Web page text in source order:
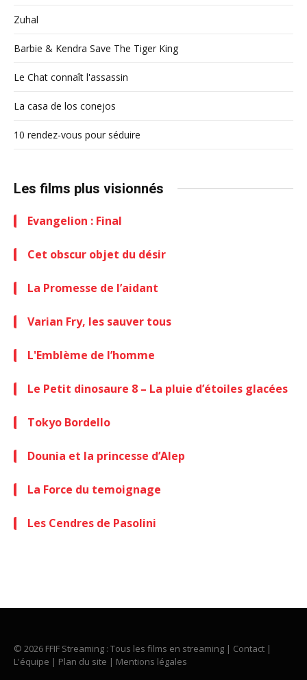
Zuhal
Barbie & Kendra Save The Tiger King
Le Chat connaît l'assassin
La casa de los conejos
10 rendez-vous pour séduire
Les films plus visionnés
Evangelion : Final
Cet obscur objet du désir
La Promesse de l’aidant
Varian Fry, les sauver tous
L'Emblème de l’homme
Le Petit dinosaure 8 – La pluie d’étoiles glacées
Tokyo Bordello
Dounia et la princesse d’Alep
La Force du temoignage
Les Cendres de Pasolini
© 2026 FFIF Streaming : Tous les films en streaming | Contact |
L'équipe | Plan du site | Mentions légales